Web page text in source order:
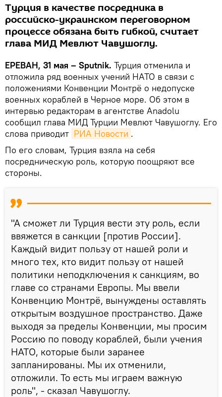
Турция в качестве посредника в
российско-украинском переговорном
процессе обязана быть гибкой, считает
глава МИД Мевлют Чавушоглу.
ЕРЕВАН, 31 мая – Sputnik. Турция отменила и
отложила ряд военных учений НАТО в связи с
положениями Конвенции Монтрё о недопуске
военных кораблей в Черное море. Об этом в
интервью редакторам в агентстве Anadolu
сообщил глава МИД Турции Мевлют Чавушоглу. Его
слова приводит РИА Новости .
По его словам, Турция взяла на себя
посредническую роль, которую поощряют все
стороны.
"А сможет ли Турция вести эту роль, если
ввяжется в санкции [против России].
Каждый видит пользу от нашей роли и
много тех, кто видит пользу от нашей
политики неподключения к санкциям, во
главе со странами Европы. Мы ввели
Конвенцию Монтрё, вынуждены оставлять
открытым воздушное пространство. Даже
выходя за пределы Конвенции, мы просим
Россию по поводу кораблей, были учения
НАТО, которые были заранее
запланированы. Мы их отменили,
отложили. То есть мы играем важную
роль", - сказал Чавушоглу.